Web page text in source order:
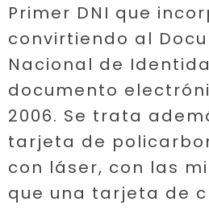
Primer DNI que
convirtiendo al
Nacional de
documento
2006. Se trata
tarjeta de
con láser, con las
que una tarjeta de